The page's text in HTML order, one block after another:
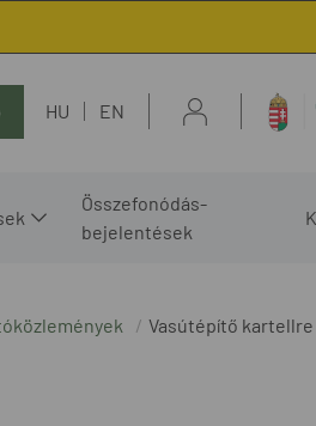
HU EN
Összefonódás-
bejelentések
Vasútépítő kartellre